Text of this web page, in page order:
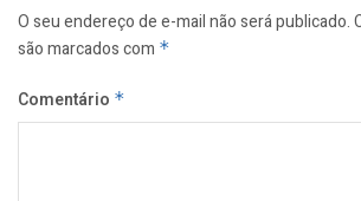
O seu endereço de e-mail não será publicado.
são marcados com *
Comentário *